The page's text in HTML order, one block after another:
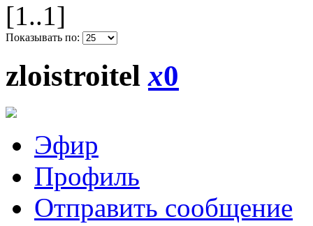
[1..1]
Показывать по:
zloistroitelx0
Эфир
Профиль
Отправить сообщение